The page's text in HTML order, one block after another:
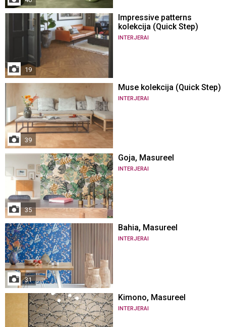
19
Impressive patterns
kolekcija (Quick Step)
INTERJERAI
39
Muse kolekcija (Quick Step)
INTERJERAI
35
Goja, Masureel
INTERJERAI
31
Bahia, Masureel
INTERJERAI
Kimono, Masureel
INTERJERAI